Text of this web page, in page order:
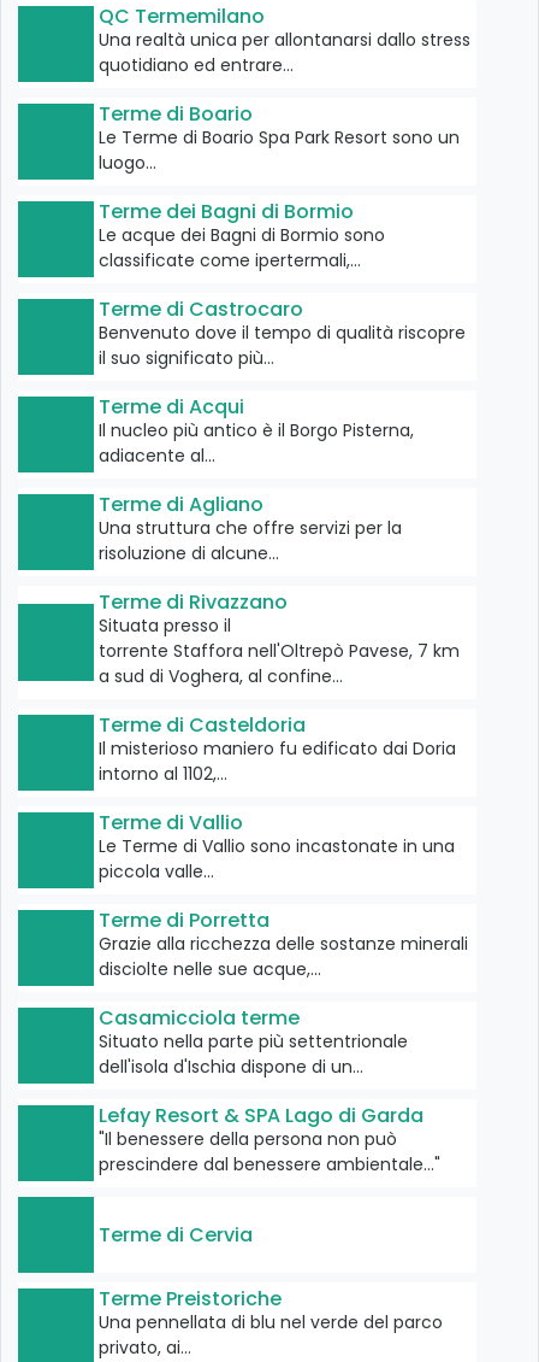
QC Termemilano
Una realtà unica per allontanarsi dallo stress
quotidiano ed entrare…
Terme di Boario
Le Terme di Boario Spa Park Resort sono un
luogo…
Terme dei Bagni di Bormio
Le acque dei Bagni di Bormio sono
classificate come ipertermali,…
Terme di Castrocaro
Benvenuto dove il tempo di qualità riscopre
il suo significato più…
Terme di Acqui
Il nucleo più antico è il Borgo Pisterna,
adiacente al…
Terme di Agliano
Una struttura che offre servizi per la
risoluzione di alcune…
Terme di Rivazzano
Situata presso il
torrente Staffora nell'Oltrepò Pavese, 7 km
a sud di Voghera, al confine…
Terme di Casteldoria
Il misterioso maniero fu edificato dai Doria
intorno al 1102,…
Terme di Vallio
Le Terme di Vallio sono incastonate in una
piccola valle…
Terme di Porretta
Grazie alla ricchezza delle sostanze minerali
disciolte nelle sue acque,…
Casamicciola terme
Situato nella parte più settentrionale
dell'isola d'Ischia dispone di un…
Lefay Resort & SPA Lago di Garda
"Il benessere della persona non può
prescindere dal benessere ambientale..."
Terme di Cervia
Terme Preistoriche
Una pennellata di blu nel verde del parco
privato, ai…